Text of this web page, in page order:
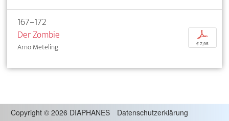
167–172
Der Zombie
Arno Meteling
p
€ 7,95
Copyright © 2026 DIAPHANES Datenschutzerklärung